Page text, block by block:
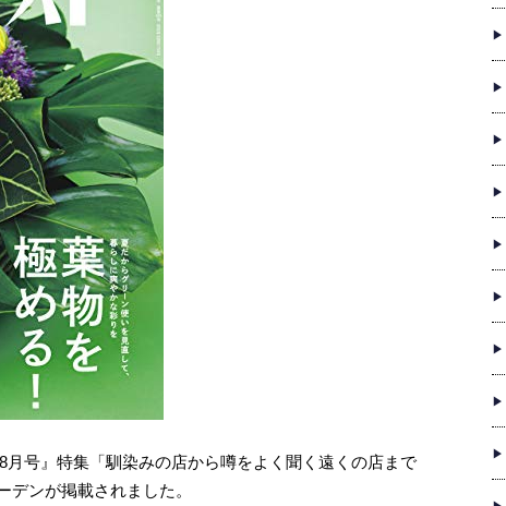
号』特集「馴染みの店から噂をよく聞く遠くの店まで
ンが掲載されました。